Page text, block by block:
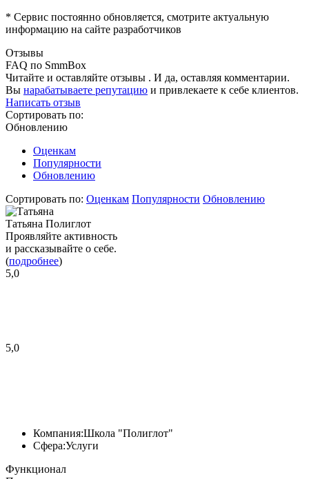
* Сервис постоянно обновляется, смотрите актуальную
информацию на сайте разработчиков
Отзывы
FAQ по SmmBox
Читайте и оставляйте отзывы . И да, оставляя комментарии.
Вы нарабатываете репутацию и привлекаете к себе клиентов.
Написать отзыв
Сортировать по:
Обновлению
Оценкам
Популярности
Обновлению
Сортировать по: Оценкам Популярности Обновлению
Татьяна Полиглот
Проявляйте активность
и рассказывайте о себе.
(подробнее)
5,0
5,0
Компания:Школа "Полиглот"
Сфера:Услуги
Функционал